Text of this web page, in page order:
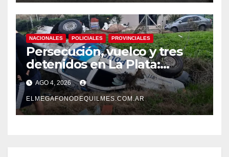
NACIONALES POLICIALES PROVINCIALES
Persecución, vuelco y tres
detenidos en La Plata:
recuperaron motos robadas
tras un operativo policial
AGO 4, 2026
ELMEGAFONODEQUILMES.COM.AR